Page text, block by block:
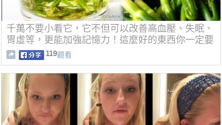
千萬不要小看它，它不但可以改善高血壓、失眠、
胃虛等，更能加強記憶力！這麼好的東西你一定要
知道！
119觀看